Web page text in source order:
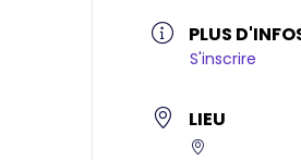
PLUS
S'inscrire
LIEU